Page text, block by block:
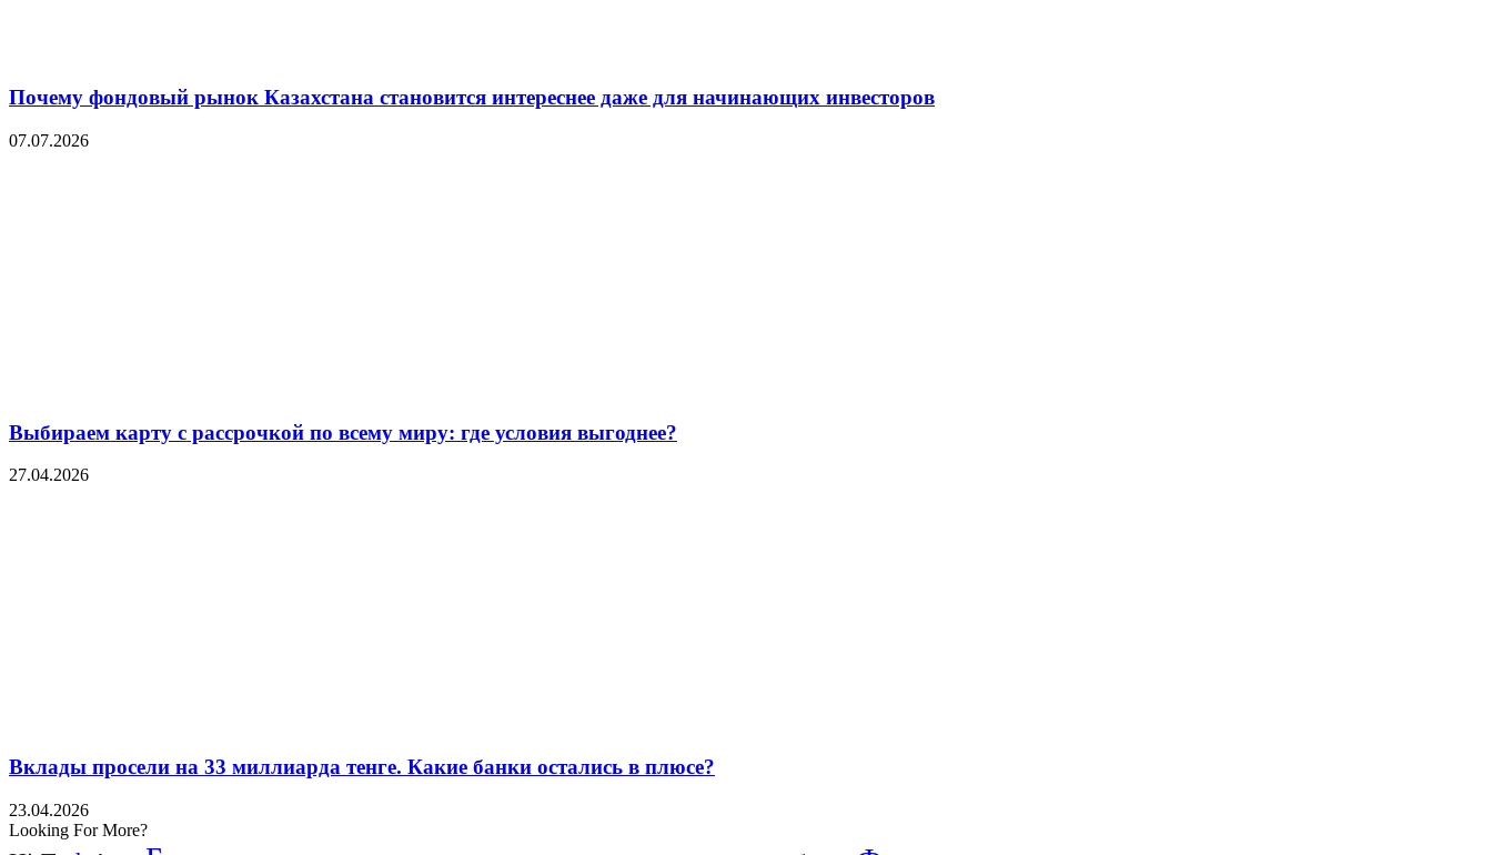
Почему фондовый рынок Казахстана становится интереснее даже для начинающих инвесторов
07.07.2026
Выбираем карту с рассрочкой по всему миру: где условия выгоднее?
27.04.2026
Вклады просели на 33 миллиарда тенге. Какие банки остались в плюсе?
23.04.2026
Looking For More?